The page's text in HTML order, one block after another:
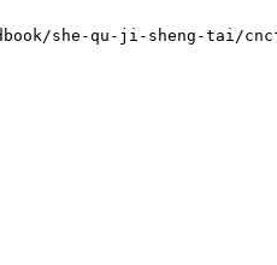
she-qu-ji-sheng-tai/